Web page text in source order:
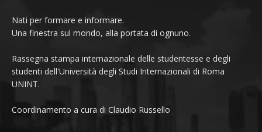
Nati per formare e informare.
Una finestra sul mondo, alla portata di ognuno.
Rassegna stampa internazionale delle studentesse e degli
studenti dell'Università degli Studi Internazionali di Roma
UNINT.
Coordinamento a cura di Claudio Russello